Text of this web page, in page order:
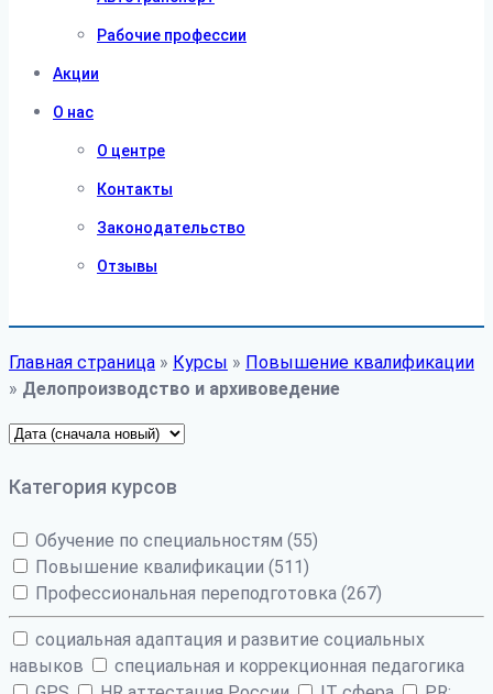
Рабочие профессии
Акции
О нас
О центре
Контакты
Законодательство
Отзывы
Главная страница » Курсы » Повышение квалификации
» Делопроизводство и архивоведение
Категория курсов
Обучение по специальностям (55)
Повышение квалификации (511)
Профессиональная переподготовка (267)
cоциальная адаптация и развитие социальных
навыков
cпециальная и коррекционная педагогика